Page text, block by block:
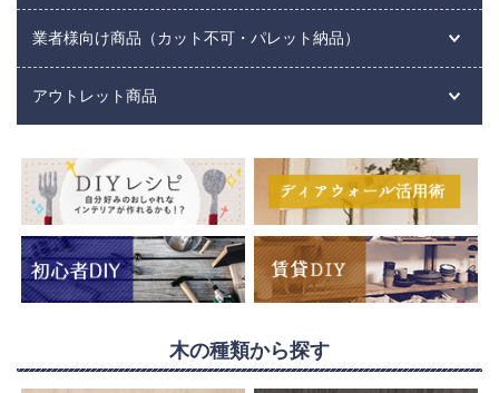
業者様向け商品（カット不可・パレット納品）
アウトレット商品
木の種類から探す